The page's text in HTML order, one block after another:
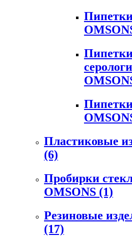
Пластиковые
(6)
Пробирки
OMSONS (1)
Резиновые
(17)